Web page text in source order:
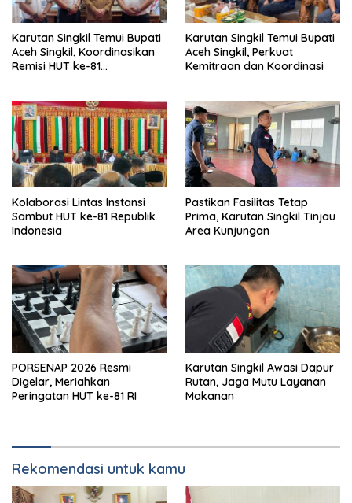
Karutan Singkil Temui Bupati
Aceh Singkil, Koordinasikan
Remisi HUT ke-81
Karutan Singkil Temui Bupati
Aceh Singkil, Perkuat
Kemitraan dan Koordinasi
Kolaborasi Lintas Instansi
Sambut HUT ke-81 Republik
Indonesia
Pastikan Fasilitas Tetap
Prima, Karutan Singkil Tinjau
Area Kunjungan
PORSENAP 2026 Resmi
Digelar, Meriahkan
Peringatan HUT ke-81 RI
Karutan Singkil Awasi Dapur
Rutan, Jaga Mutu Layanan
Makanan
Rekomendasi untuk kamu